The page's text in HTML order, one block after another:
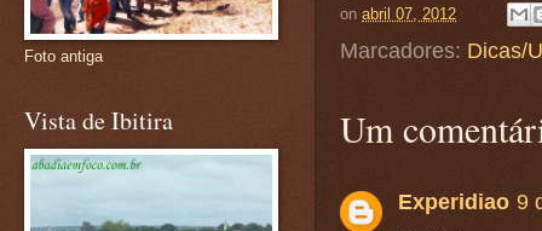
on abril 07, 2012
Marcadores: Dicas/
Um
Experidiao 9
Foto antiga
Vista de Ibitira